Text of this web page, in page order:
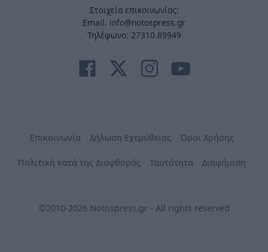
Στοιχεία επικοινωνίας:
Email. info@notospress.gr
Τηλέφωνο: 27310.89949
Επικοινωνία Δήλωση Εχεμύθειας Όροι Χρήσης
Πολιτική κατά της Διαφθοράς Ταυτότητα Διαφήμιση
©2010-2026 Notospress.gr - All rights reserved